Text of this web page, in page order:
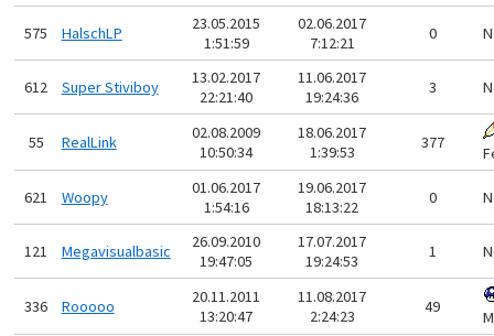
575 HalschLP
23.05.2015
1:51:59
02.06.2017
7:12:21
0
612 Super Stiviboy
13.02.2017
22:21:40
11.06.2017
19:24:36
3
55 RealLink
02.08.2009
10:50:34
18.06.2017
1:39:53
377
621 Woopy
01.06.2017
1:54:16
19.06.2017
18:13:22
0
121 Megavisualbasic
26.09.2010
19:47:05
17.07.2017
19:24:53
1
336 Rooooo
20.11.2011
13:20:47
11.08.2017
2:24:23
49